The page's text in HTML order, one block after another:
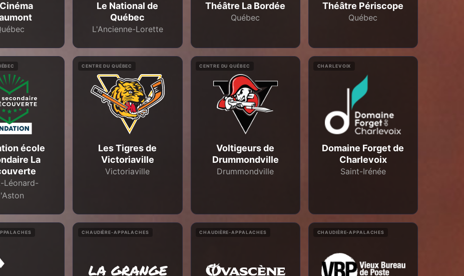
Le National de
Québec
L'Ancienne-Lorette
Théâtre La Bordée
Québec
Théâtre Périscope
Québec
école
La
Léonard-
CENTRE DU QUÉBEC
Les Tigres de
Victoriaville
Victoriaville
CENTRE DU QUÉBEC
Voltigeurs de
Drummondville
Drummondville
CHARLEVOIX
Domaine Forget de
Charlevoix
Saint-Irénée
CHAUDIÈRE-APPALACHES CHAUDIÈRE-APPALACHES CHAUDIÈRE-APPALACHES